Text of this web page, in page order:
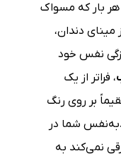
هر بار که مسواک
مینای دندان،
نفس خود
، فراتر از یک
بر روی رنگ
شما در
نمی‌کند به